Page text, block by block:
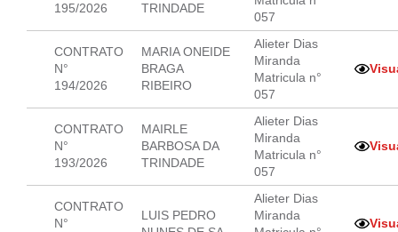
195/2026
TRINDADE
057
CONTRATO
N°
194/2026
MARIA ONEIDE
BRAGA
RIBEIRO
Alieter Dias
Miranda
Matricula n°
057
CONTRATO
N°
193/2026
MAIRLE
BARBOSA DA
TRINDADE
Alieter Dias
Miranda
Matricula n°
057
CONTRATO
N°
LUIS PEDRO
Alieter Dias
Miranda